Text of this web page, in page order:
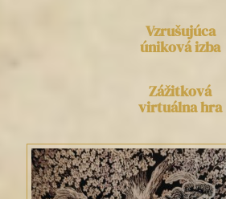
Vzrušujúca
úniková izba
Zážitková
virtuálna hra